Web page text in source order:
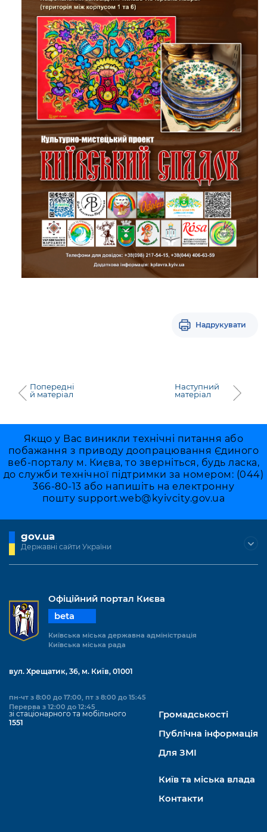
Надрукувати
Попередні
й матеріал
Наступний
матеріал
Якщо у Вас виникли технічні питання або
побажання з приводу доопрацювання Єдиного
веб-порталу м. Києва, то зверніться, будь ласка,
до служби технічної підтримки за номером: (044)
366-80-13 або напишіть на електронну
пошту support.web@kyivcity.gov.ua
gov.ua
Державні сайти України
Офіційний портал Києва
beta
Київська міська державна адміністрація
Київська міська рада
вул. Хрещатик, 36, м. Київ, 01001
пн-чт з 8:00 до 17:00, пт з 8:00 до 15:45
Перерва з 12:00 до 12:45
зі стаціонарного та мобільного
1551
Громадськості
Публічна інформація
Для ЗМІ
Київ та міська влада
Контакти